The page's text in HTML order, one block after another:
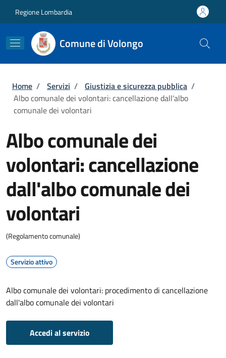
Regione Lombardia
Comune di Volongo
Briciole di pane
Home / Servizi / Giustizia e sicurezza pubblica /
Albo comunale dei volontari: cancellazione dall'albo
comunale dei volontari
Albo comunale dei
volontari: cancellazione
dall'albo comunale dei
volontari
(Regolamento comunale)
Servizio attivo
Albo comunale dei volontari: procedimento di cancellazione
dall'albo comunale dei volontari
Accedi al servizio